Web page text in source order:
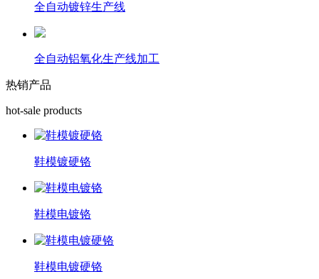
全自动镀锌生产线
全自动铝氧化生产线加工
热销产品
hot-sale products
鞋模镀硬铬
鞋模电镀铬
鞋模电镀硬铬